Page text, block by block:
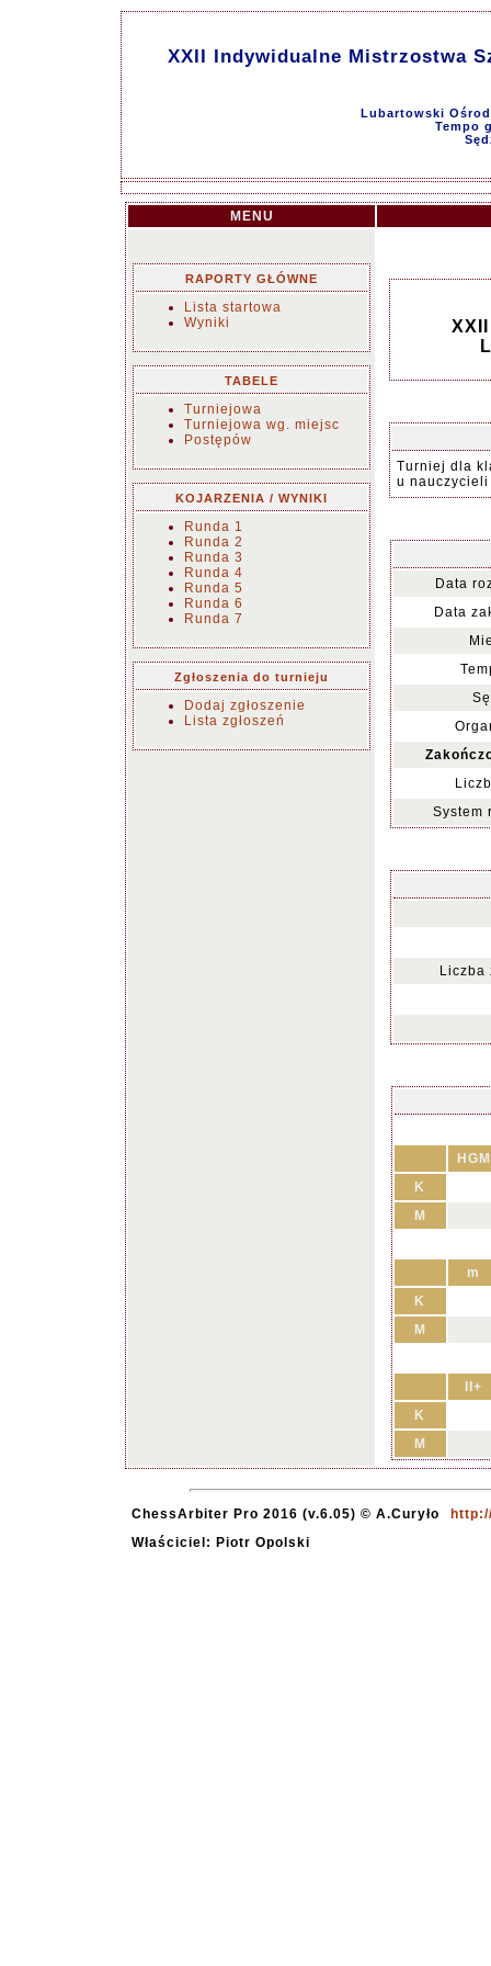
XXII Indywidualne Mistrzostwa
Lubartowski
Tempo
MENU
RAPORTY GŁÓWNE
Lista startowa
Wyniki
TABELE
Turniejowa
Turniejowa wg. miejsc
Postępów
KOJARZENIA / WYNIKI
Runda 1
Runda 2
Runda 3
Runda 4
Runda 5
Runda 6
Runda 7
Zgłoszenia do turnieju
Dodaj zgłoszenie
Lista zgłoszeń
Turniej dla
u nauczycieli
Data
Data
System
Liczba
HGM
K
M
m
K
M
II+
K
M
ChessArbiter Pro 2016 (v.6.05) © A.Curyło
Właściciel: Piotr Opolski